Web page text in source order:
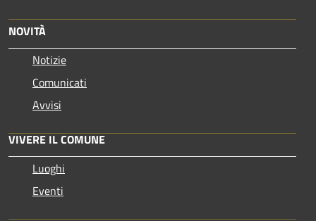
NOVITÀ
Notizie
Comunicati
Avvisi
VIVERE IL COMUNE
Luoghi
Eventi